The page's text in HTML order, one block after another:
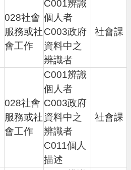
028社會
服務或社
會工作
C001辨識
個人者
C003政府
資料中之
辨識者
社會課
028社會
服務或社
會工作
C001辨識
個人者
C003政府
資料中之
辨識者
C011個人
描述
社會課